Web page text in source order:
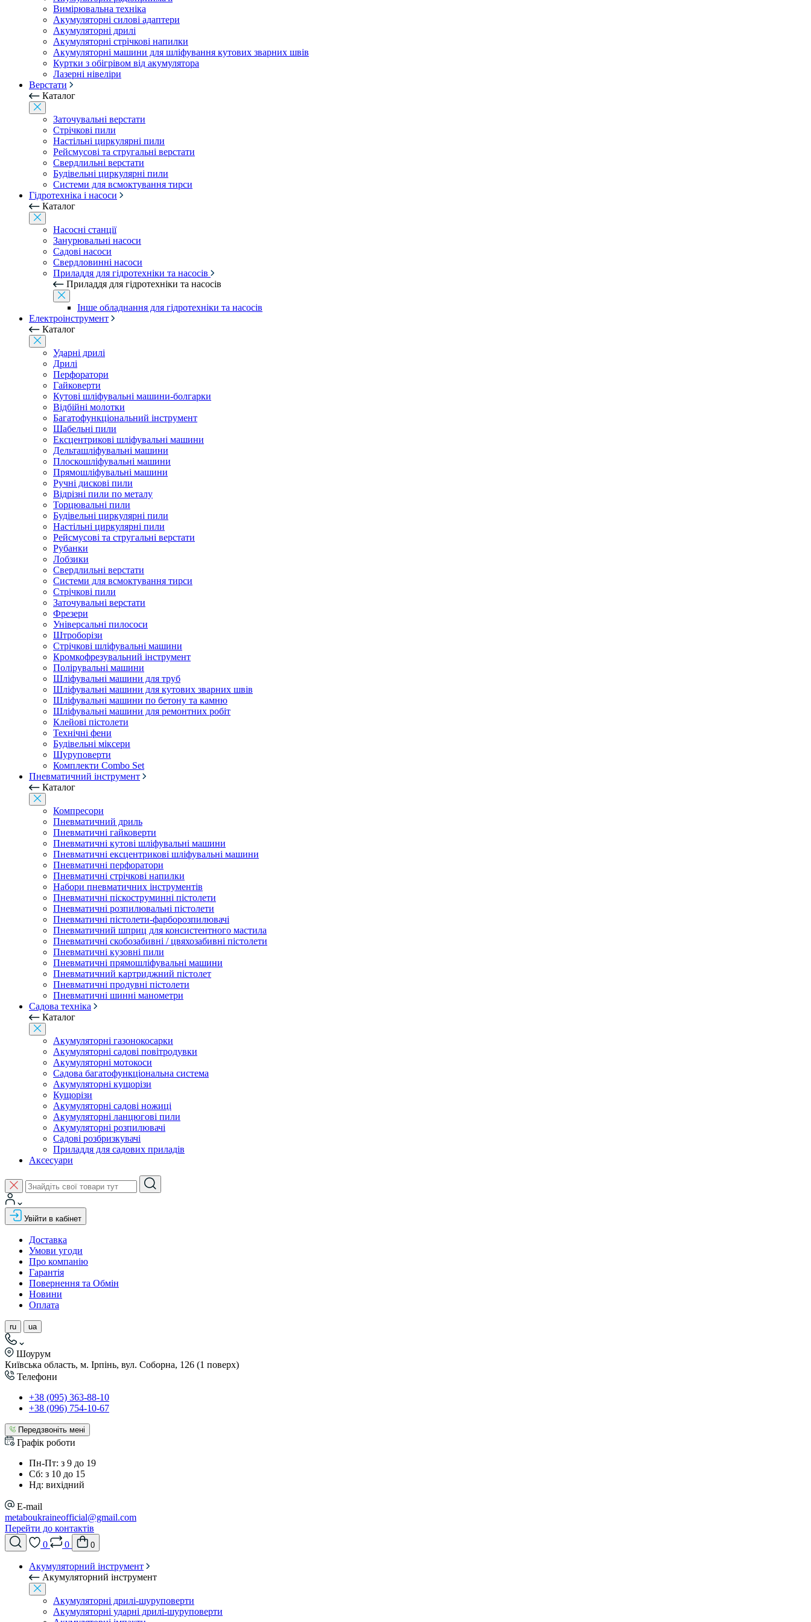
Вимірювальна техніка
Акумуляторні силові адаптери
Акумуляторні дрилі
Акумуляторні стрічкові напилки
Акумуляторні машини для шліфування кутових зварних швів
Куртки з обігрівом від акумулятора
Лазерні нівеліри
Верстати
Каталог
Заточувальні верстати
Стрічкові пили
Настільні циркулярні пили
Рейсмусові та стругальні верстати
Свердлильні верстати
Будівельні циркулярні пили
Системи для всмоктування тирси
Гідротехніка і насоси
Каталог
Насосні станції
Занурювальні насоси
Садові насоси
Свердловинні насоси
Приладдя для гідротехніки та насосів
Приладдя для гідротехніки та насосів
Інше обладнання для гідротехніки та насосів
Електроінструмент
Каталог
Ударні дрилі
Дрилі
Перфоратори
Гайковерти
Кутові шліфувальні машини-болгарки
Відбійні молотки
Багатофункціональний інструмент
Шабельні пили
Ексцентрикові шліфувальні машини
Дельташліфувальні машини
Плоскошліфувальні машини
Прямошліфувальні машини
Ручні дискові пили
Відрізні пили по металу
Торцювальні пили
Будівельні циркулярні пили
Настільні циркулярні пили
Рейсмусові та стругальні верстати
Рубанки
Лобзики
Свердлильні верстати
Системи для всмоктування тирси
Стрічкові пили
Заточувальні верстати
Фрезери
Універсальні пилососи
Штроборізи
Стрічкові шліфувальні машини
Кромкофрезувальний інструмент
Полірувальні машини
Шліфувальні машини для труб
Шліфувальні машини для кутових зварних швів
Шліфувальні машини по бетону та камню
Шліфувальні машини для ремонтних робіт
Клейові пістолети
Технічні фени
Будівельні міксери
Шуруповерти
Комплекти Combo Set
Пневматичний інструмент
Каталог
Компресори
Пневматичний дриль
Пневматичні гайковерти
Пневматичні кутові шліфувальні машини
Пневматичні ексцентрикові шліфувальні машини
Пневматичні перфоратори
Пневматичні стрічкові напилки
Набори пневматичних інструментів
Пневматичні піскоструминні пістолети
Пневматичні розпилювальні пістолети
Пневматичні пістолети-фарборозпилювачі
Пневматичний шприц для консистентного мастила
Пневматичні скобозабивні / цвяхозабивні пістолети
Пневматичні кузовні пили
Пневматичні прямошліфувальні машини
Пневматичний картриджний пістолет
Пневматичні продувні пістолети
Пневматичні шинні манометри
Садова техніка
Каталог
Акумуляторні газонокосарки
Акумуляторні садові повітродувки
Акумуляторні мотокоси
Садова багатофункціональна система
Акумуляторні кущорізи
Кущорізи
Акумуляторні садові ножиці
Акумуляторні ланцюгові пили
Акумуляторні розпилювачі
Садові розбризкувачі
Приладдя для садових приладів
Аксесуари
Увійти в кабінет
Доставка
Умови угоди
Про компанію
Гарантія
Повернення та Обмін
Новини
Оплата
ru ua
Шоурум
Київська область, м. Ірпінь, вул. Соборна, 126 (1 поверх)
Телефони
+38 (095) 363-88-10
+38 (096) 754-10-67
Передзвоніть мені
Графік роботи
Пн-Пт: з 9 до 19
Сб: з 10 до 15
Нд: вихідний
E-mail
metaboukraineofficial@gmail.com
Перейти до контактів
0
0 0
Акумуляторний інструмент
Акумуляторний інструмент
Акумуляторні дрилі-шуруповерти
Акумуляторні ударні дрилі-шуруповерти